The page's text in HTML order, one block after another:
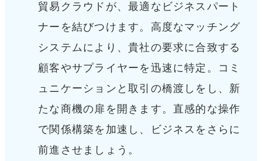
貿易クラウドが、最適なビジネスパート
ナーを結びつけます。 高度なマッチング
システムにより、貴社の要求に合致する
顧客やサプライヤーを迅速に特定。
コミ
ュニケーションと取引の橋渡しをし、新
たな商機の扉を開きます。 直感的な操作
で関係構築を加速し、ビジネスをさらに
前進させましょう。